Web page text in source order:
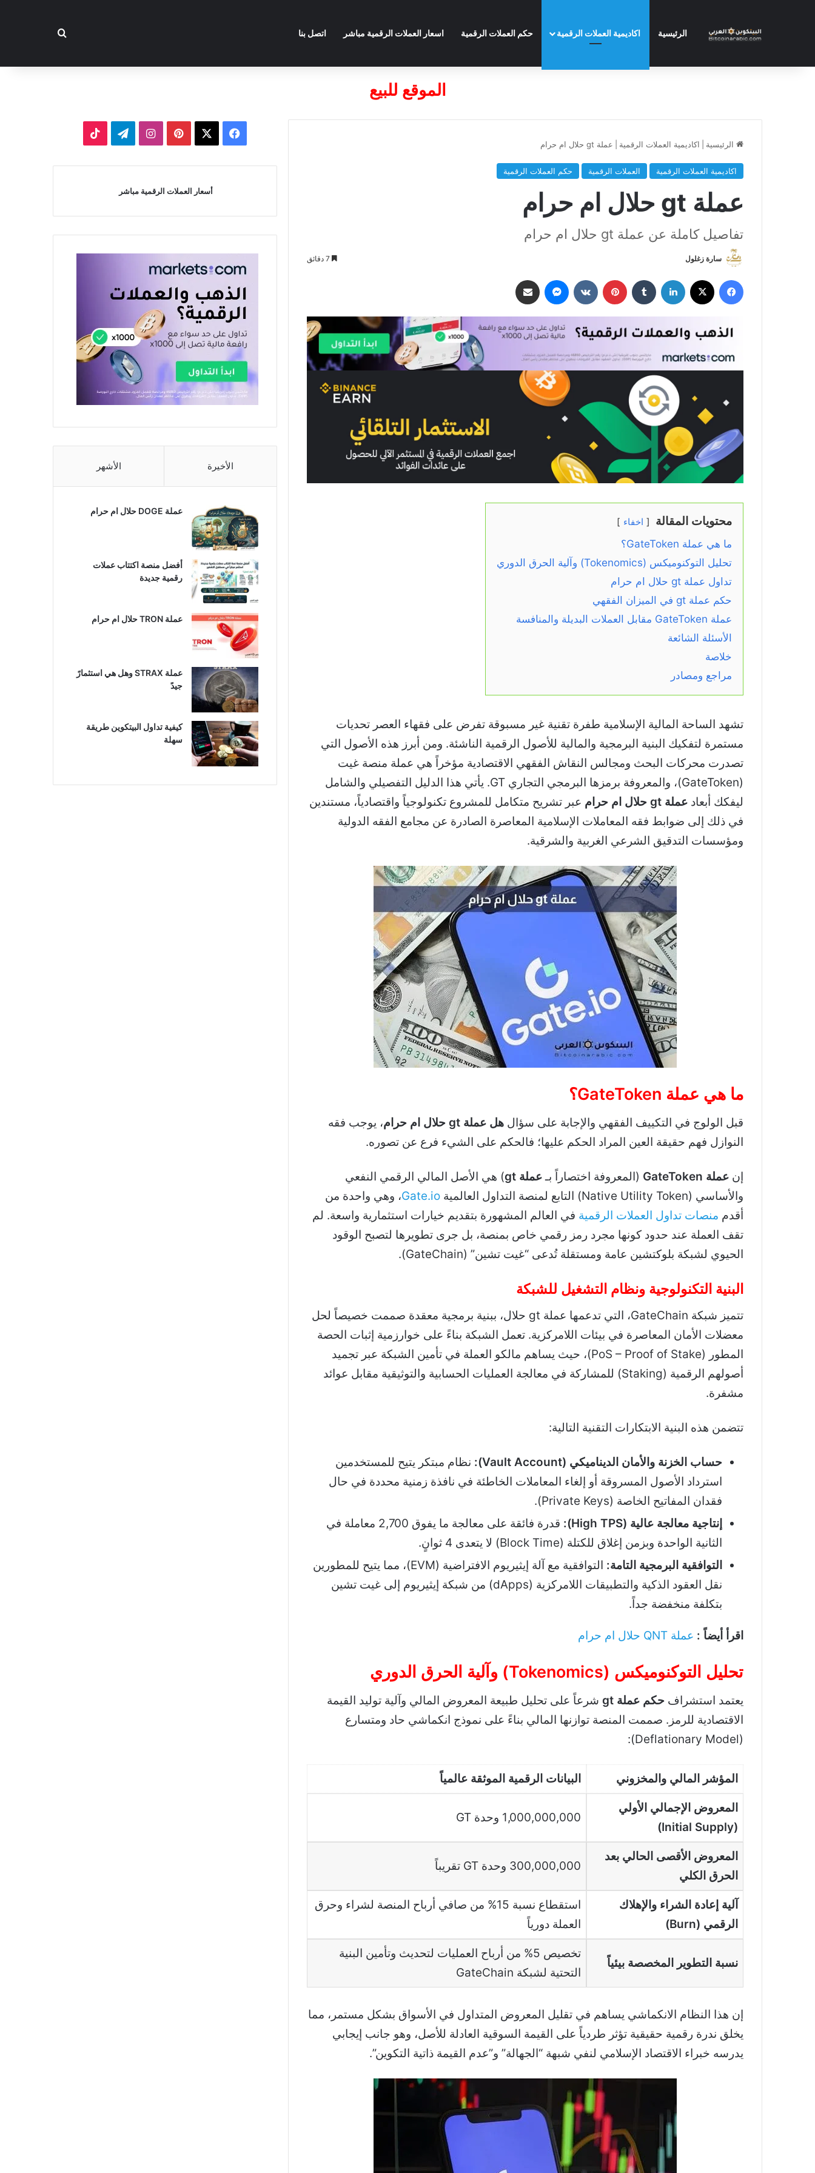
الرئيسية اكاديمية العملات الرقمية حكم العملات الرقمية اسعار العملات الرقمية مباشر اتصل بنا بحث عن
الموقع للبيع
الرئيسية اكاديمية العملات الرقمية عملة gt حلال ام حرام
اكاديمية العملات الرقمية العملات الرقمية حكم العملات الرقمية
عملة gt حلال ام حرام
تفاصيل كاملة عن عملة gt حلال ام حرام
سارة زغلول
فيسبوك لينكدإن بينتيريست ماسنجر
محتويات المقالة اخفاء
ما هي عملة GateToken؟
تحليل التوكنوميكس (Tokenomics) وآلية الحرق الدوري
تداول عملة gt حلال ام حرام
حكم عملة gt في الميزان الفقهي
عملة GateToken مقابل العملات البديلة والمنافسة
الأسئلة الشائعة
خلاصة
مراجع ومصادر
تشهد الساحة المالية الإسلامية طفرة تقنية غير مسبوقة تفرض على فقهاء العصر تحديات
مستمرة لتفكيك البنية البرمجية والمالية للأصول الرقمية الناشئة. ومن أبرز هذه الأصول التي
تصدرت محركات البحث ومجالس النقاش الفقهي الاقتصادية مؤخراً هي عملة منصة غيت
(GateToken)، والمعروفة برمزها البرمجي التجاري
GT. يأتي هذا الدليل التفصيلي والشامل
ليفكك أبعاد عملة gt حلال ام حرام
عبر تشريح متكامل للمشروع تكنولوجياً واقتصادياً، مستندين
في ذلك إلى ضوابط فقه المعاملات الإسلامية المعاصرة الصادرة عن مجامع الفقه الدولية
ومؤسسات التدقيق الشرعي الغربية والشرقية.
ما هي عملة GateToken؟
قبل الولوج في التكييف الفقهي والإجابة على سؤال هل عملة gt حلال ام حرام
، يوجب فقه
النوازل فهم حقيقة العين المراد الحكم عليها؛ فالحكم على الشيء فرع عن تصوره.
إن عملة GateToken (المعروفة اختصاراً بـعملة gt
) هي الأصل المالي الرقمي النفعي
والأساسي (Native Utility Token) التابع لمنصة التداول العالمية
Gate.io، وهي واحدة من
أقدم منصات تداول العملات الرقمية في العالم المشهورة بتقديم خيارات استثمارية واسعة. لم
تقف العملة عند حدود كونها مجرد رمز رقمي خاص بمنصة، بل جرى تطويرها لتصبح الوقود
الحيوي لشبكة بلوكتشين عامة ومستقلة تُدعى “غيت تشين” (GateChain).
البنية التكنولوجية ونظام التشغيل للشبكة
تتميز شبكة GateChain، التي تدعمها عملة gt حلال، ببنية برمجية معقدة صممت خصيصاً لحل
معضلات الأمان المعاصرة في بيئات اللامركزية. تعمل الشبكة بناءً على خوارزمية إثبات الحصة
المطور (PoS – Proof of Stake)، حيث يساهم مالكو العملة في تأمين الشبكة عبر تجميد
أصولهم الرقمية (Staking) للمشاركة في معالجة العمليات الحسابية والتوثيقية مقابل عوائد
مشفرة.
تتضمن هذه البنية الابتكارات التقنية التالية:
حساب الخزنة والأمان الديناميكي (Vault Account):
نظام مبتكر يتيح للمستخدمين
استرداد الأصول المسروقة أو إلغاء المعاملات الخاطئة في نافذة زمنية محددة في حال
فقدان المفاتيح الخاصة (Private Keys).
إنتاجية معالجة عالية (High TPS):
قدرة فائقة على معالجة ما يفوق 2,700 معاملة في
الثانية الواحدة وبزمن إغلاق للكتلة (Block Time) لا يتعدى 4 ثوانٍ.
التوافقية البرمجية التامة:
التوافقية مع آلة إيثيريوم الافتراضية (EVM)، مما يتيح للمطورين
نقل العقود الذكية والتطبيقات اللامركزية (dApps) من شبكة إيثيريوم إلى غيت تشين
بتكلفة منخفضة جداً.
اقرأ أيضاً : عملة QNT حلال ام حرام
تحليل التوكنوميكس (Tokenomics) وآلية الحرق الدوري
يعتمد استشراف حكم عملة gt
شرعاً على تحليل طبيعة المعروض المالي وآلية توليد القيمة
الاقتصادية للرمز. صممت المنصة توازنها المالي بناءً على نموذج انكماشي حاد ومتسارع
(Deflationary Model):
المؤشر المالي والمخزوني البيانات الرقمية الموثقة عالمياً
المعروض الإجمالي الأولي
(Initial Supply)
1,000,000,000 وحدة GT
المعروض الأقصى الحالي بعد
الحرق الكلي
300,000,000 وحدة GT تقريباً
آلية إعادة الشراء والإهلاك
الرقمي (Burn)
استقطاع نسبة 15% من صافي أرباح المنصة لشراء وحرق
العملة دورياً
نسبة التطوير المخصصة بيئياً
تخصيص 5% من أرباح العمليات لتحديث وتأمين البنية
التحتية لشبكة GateChain
إن هذا النظام الانكماشي يساهم في تقليل المعروض المتداول في الأسواق بشكل مستمر، مما
يخلق ندرة رقمية حقيقية تؤثر طردياً على القيمة السوقية العادلة للأصل، وهو جانب إيجابي
يدرسه خبراء الاقتصاد الإسلامي لنفي شبهة “الجهالة” و”عدم القيمة ذاتية التكوين”.
فيسبوك بينتيريستانستقرامتيلقرام
أسعار العملات الرقمية مباشر
الأخيرة الأشهر
عملة DOGE حلال ام حرام
أفضل منصة اكتتاب عملات
رقمية جديدة
عملة TRON حلال ام حرام​
عملة STRAX وهل هي استثمارً
جيدً
كيفية تداول البيتكوين طريقة
سهلة